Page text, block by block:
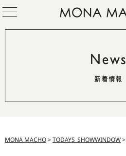
News
新着情報
MONA MACHO>TODAYS_SHOWWINDOW>